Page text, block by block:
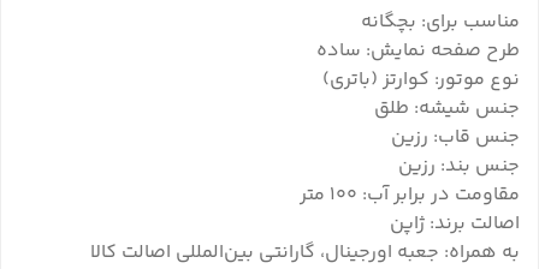
مناسب برای: بچگانه
طرح صفحه نمایش: ساده
نوع موتور: کوارتز (باتری)
جنس شیشه: طلق
جنس قاب: رزین
جنس بند: رزین
مقاومت در برابر آب: 100 متر
اصالت برند: ژاپن
به همراه: جعبه اورجینال، گارانتی بین‌المللی اصالت کالا